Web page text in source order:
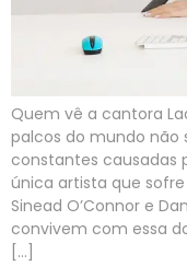
Quem vê a cantora
palcos do mundo não
constantes causadas
única artista que
Sinead O’Connor e
convivem com essa
[…]